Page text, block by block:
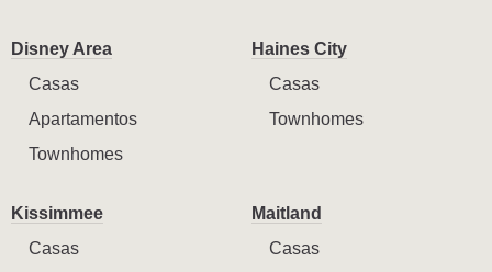
Disney Area
Casas
Apartamentos
Townhomes
Haines City
Casas
Townhomes
Kissimmee
Casas
Maitland
Casas